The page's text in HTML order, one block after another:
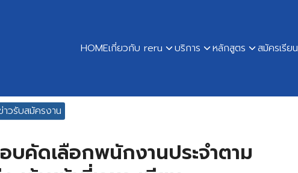
HOMEเกี่ยวกับ reru บริการ หลักสูตร สมัครเรียน
าวรับสมัครงาน
บคัดเลือกพนักงานประจำตาม